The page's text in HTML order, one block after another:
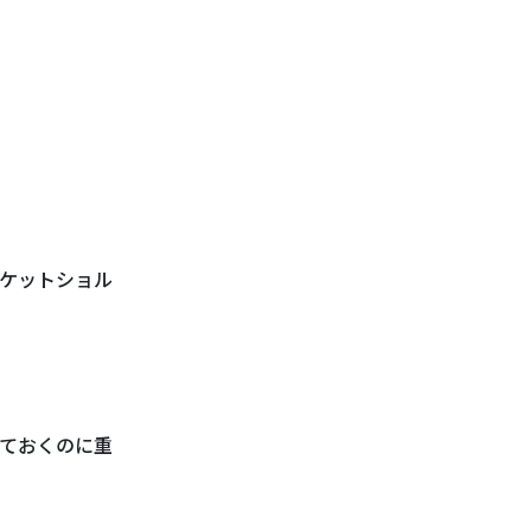
ットショル
おくのに重